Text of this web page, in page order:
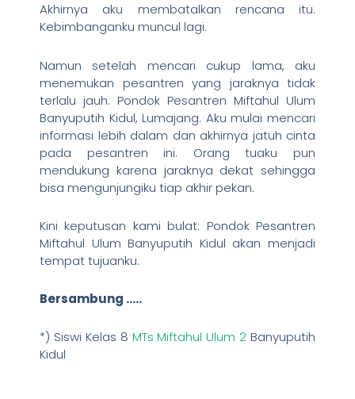
Akhirnya aku membatalkan rencana itu.
Kebimbanganku muncul lagi.
Namun setelah mencari cukup lama, aku
menemukan pesantren yang jaraknya tidak
terlalu jauh: Pondok Pesantren Miftahul Ulum
Banyuputih Kidul, Lumajang. Aku mulai mencari
informasi lebih dalam dan akhirnya jatuh cinta
pada pesantren ini. Orang tuaku pun
mendukung karena jaraknya dekat sehingga
bisa mengunjungiku tiap akhir pekan.
Kini keputusan kami bulat: Pondok Pesantren
Miftahul Ulum Banyuputih Kidul akan menjadi
tempat tujuanku.
Bersambung …..
*) Siswi Kelas 8 MTs Miftahul Ulum 2 Banyuputih
Kidul